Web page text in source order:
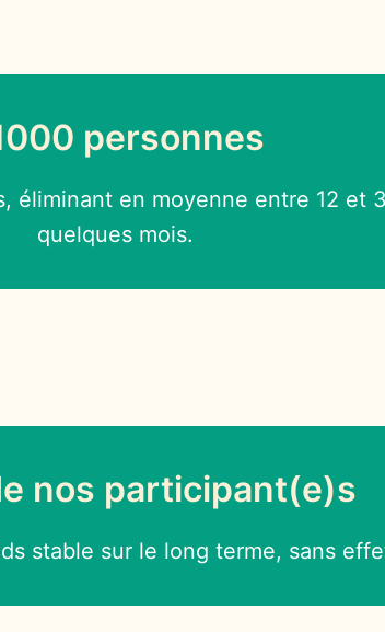
personnes
éliminant en moyenne entre 12 et
quelques mois.
nos participant(e)s
stable sur le long terme, sans